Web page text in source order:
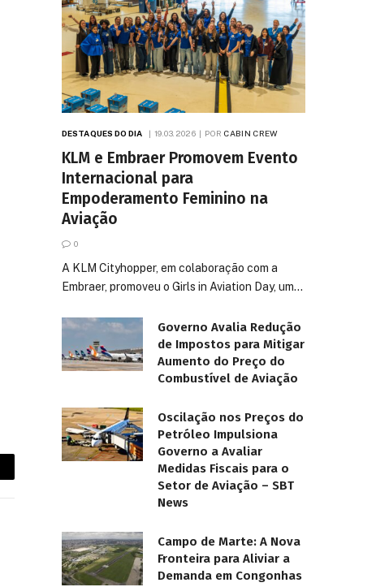
DESTAQUES DO DIA 19.03.2026 POR CABIN CREW
KLM e Embraer Promovem Evento
Internacional para
Empoderamento Feminino na
Aviação
0
A KLM Cityhopper, em colaboração com a
Embraer, promoveu o Girls in Aviation Day, um…
Governo Avalia Redução
de Impostos para Mitigar
Aumento do Preço do
Combustível de Aviação
Oscilação nos Preços do
Petróleo Impulsiona
Governo a Avaliar
Medidas Fiscais para o
Setor de Aviação – SBT
News
Campo de Marte: A Nova
Fronteira para Aliviar a
Demanda em Congonhas